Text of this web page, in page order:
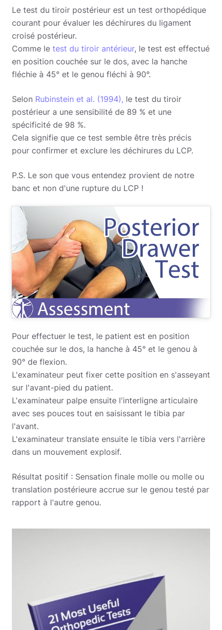
Le test du tiroir postérieur est un test orthopédique
courant pour évaluer les déchirures du ligament
croisé postérieur.
Comme le test du tiroir antérieur, le test est effectué
en position couchée sur le dos, avec la hanche
fléchie à 45° et le genou fléchi à 90°.
Selon Rubinstein et al. (1994), le test du tiroir
postérieur a une sensibilité de 89 % et une
spécificité de 98 %.
Cela signifie que ce test semble être très précis
pour confirmer et exclure les déchirures du LCP.
P.S. Le son que vous entendez provient de notre
banc et non d'une rupture du LCP !
Pour effectuer le test, le patient est en position
couchée sur le dos, la hanche à 45° et le genou à
90° de flexion.
L'examinateur peut fixer cette position en s'asseyant
sur l'avant-pied du patient.
L'examinateur palpe ensuite l'interligne articulaire
avec ses pouces tout en saisissant le tibia par
l'avant.
L'examinateur translate ensuite le tibia vers l'arrière
dans un mouvement explosif.
Résultat positif : Sensation finale molle ou molle ou
translation postérieure accrue sur le genou testé par
rapport à l'autre genou.